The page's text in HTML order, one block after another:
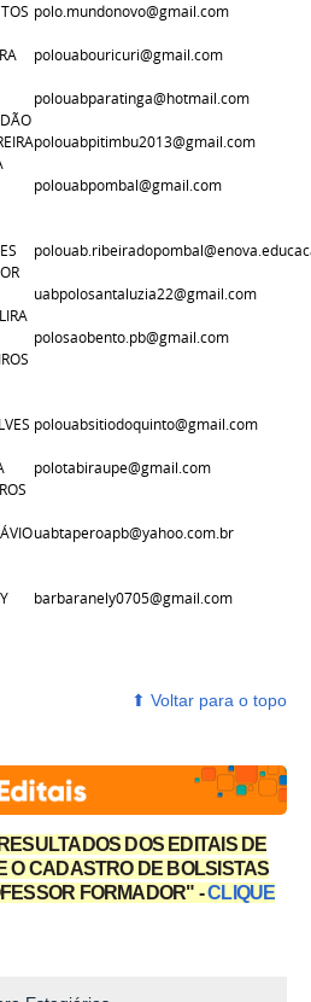
polo.mundonovo@gmail.com
polouabouricuri@gmail.com
polouabparatinga@hotmail.com
polouabpitimbu2013@gmail.com
polouabpombal@gmail.com
uabpolosantaluzia22@gmail.com
polosaobento.pb@gmail.com
polouabsitiodoquinto@gmail.com
polotabiraupe@gmail.com
uabtaperoapb@yahoo.com.br
barbaranely0705@gmail.com
⬆ ‎Voltar para o topo
DOS EDITAIS DE
O CADASTRO DE BOLSISTAS
FORMADOR" -CLIQUE